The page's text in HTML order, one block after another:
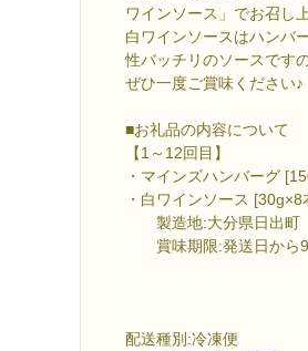
ワインソース」でお召し
白ワインソースはハンバ
性バッチリのソースですの
ぜひ一度ご賞味ください♪
■お礼品の内容について
【1～12回目】
・マインズハンバーグ
・白ワインソース [30g×8
製造地:大分県日出町
賞味期限:発送日から
配送種別:冷凍便